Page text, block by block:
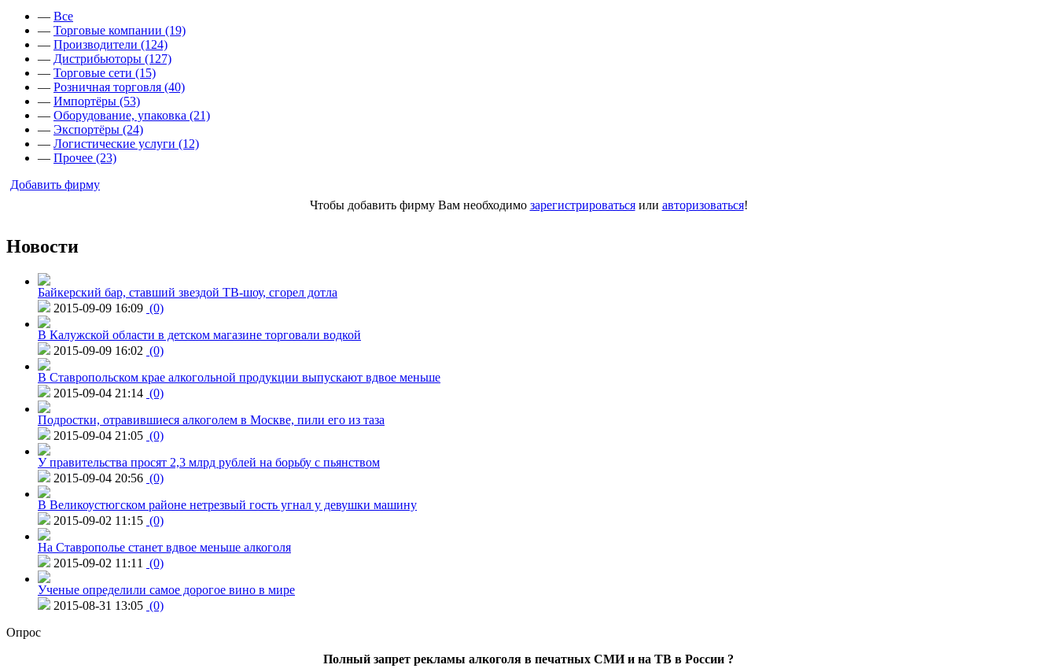
— Все
— Торговые компании (19)
— Производители (124)
— Дистрибьюторы (127)
— Торговые сети (15)
— Розничная торговля (40)
— Импортёры (53)
— Оборудование, упаковка (21)
— Экспортёры (24)
— Логистические услуги (12)
— Прочее (23)
Добавить фирму
Чтобы добавить фирму Вам необходимо зарегистрироватьсяили авторизоваться!
Новости
Байкерский бар, ставший звездой ТВ-шоу, сгорел дотла
2015-09-09 16:09 (0)
В Калужской области в детском магазине торговали водкой
2015-09-09 16:02 (0)
В Ставропольском крае алкогольной продукции выпускают вдвое меньше
2015-09-04 21:14 (0)
Подростки, отравившиеся алкоголем в Москве, пили его из таза
2015-09-04 21:05 (0)
У правительства просят 2,3 млрд рублей на борьбу с пьянством
2015-09-04 20:56 (0)
В Великоустюгском районе нетрезвый гость угнал у девушки машину
2015-09-02 11:15 (0)
На Ставрополье станет вдвое меньше алкоголя
2015-09-02 11:11
(0)
Ученые определили самое дорогое вино в мире
2015-08-31 13:05 (0)
Опрос
Полный запрет рекламы алкоголя в печатных СМИ и на ТВ в России ?